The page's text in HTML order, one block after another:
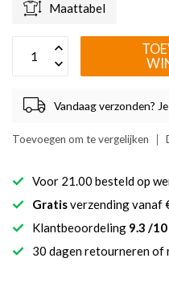
Maattabel
Vandaag verzonden?
Toevoegen om te vergelijken
Voor 21.00 besteld op
Gratisverzending vanaf
Klantbeoordeling 9.3 /10
30 dagen retourneren of